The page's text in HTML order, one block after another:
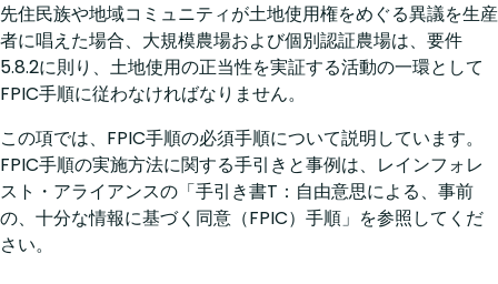
先住民族や地域コミュニティが土地使用権をめぐる異議を生産
者に唱えた場合、大規模農場および個別認証農場は、要件
5.8.2に則り、土地使用の正当性を実証する活動の一環として
FPIC手順に従わなければなりません。
この項では、FPIC手順の必須手順について説明しています。
FPIC手順の実施方法に関する手引きと事例は、レインフォレ
スト・アライアンスの「手引き書T：自由意思による、事前
の、十分な情報に基づく同意（FPIC）手順」を参照してくだ
さい。